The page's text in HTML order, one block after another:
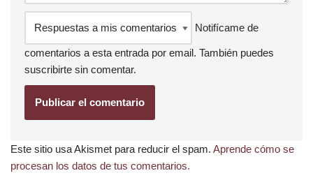
Notifícame de
comentarios a esta entrada por email. También puedes
suscribirte sin comentar.
Este sitio usa Akismet para reducir el spam. Aprende cómo se
procesan los datos de tus comentarios.